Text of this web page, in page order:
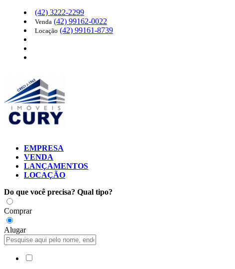
(42) 3222-2299
Venda (42) 99162-0022
Locação (42) 99161-8739
EMPRESA
VENDA
LANÇAMENTOS
LOCAÇÃO
Do que você precisa? Qual tipo?
Comprar
Alugar